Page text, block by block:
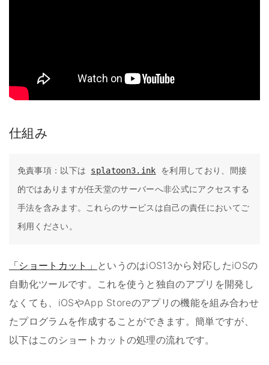
仕組み
免責事項：以下は splatoon3.ink を利用しており、間接
的ではありますが任天堂のサーバーへ非公式にアクセスする
手法を含みます。これらのサービスは自己の責任においてご
利用ください。
「ショートカット」 というのはiOS13から対応したiOSの
自動化ツールです。これを使うと独自のアプリを開発し
なくても、iOSやApp Storeのアプリの機能を組み合わせ
たプログラムを作成することができます。簡単ですが、
以下はこのショートカットの処理の流れです。